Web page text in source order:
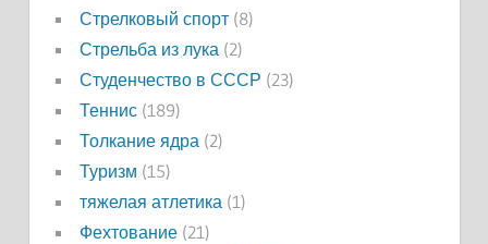
Стрелковый спорт(8)
Стрельба из лука (2)
Студенчество в СССР (23)
Теннис(189)
Толкание ядра (2)
Туризм (15)
тяжелая атлетика (1)
Фехтование(21)